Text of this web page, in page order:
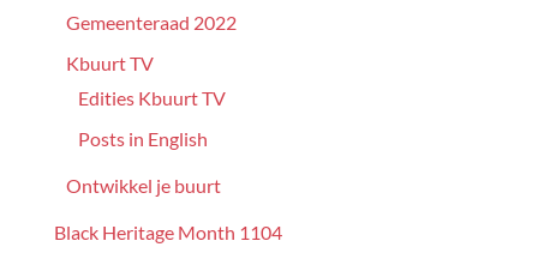
Gemeenteraad 2022
Kbuurt TV
Edities Kbuurt TV
Posts in English
Ontwikkel je buurt
Black Heritage Month 1104